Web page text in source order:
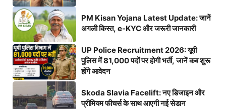
PM Kisan Yojana Latest Update: जानें
अगली किस्त, e-KYC और जरूरी जानकारी
UP Police Recruitment 2026: यूपी
पुलिस में 81,000 पदों पर होगी भर्ती, जानें कब शुरू
होंगे आवेदन
Skoda Slavia Facelift: नए डिजाइन और
प्रीमियम फीचर्स के साथ आएगी नई सेडान